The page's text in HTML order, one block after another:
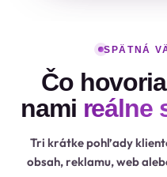
SPÄTNÁ
Čo
nami reálne
Tri krátke pohľady
obsah, reklamu, web